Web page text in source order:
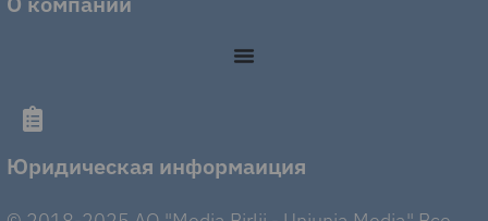
Юридическая информаиция